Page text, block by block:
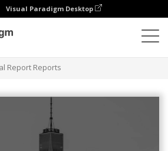
Visual Paradigm Desktop
Report Reports